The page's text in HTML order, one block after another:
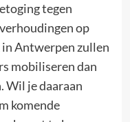
tegen
op
Antwerpen zullen
mobiliseren dan
Wil je daaraan
komende